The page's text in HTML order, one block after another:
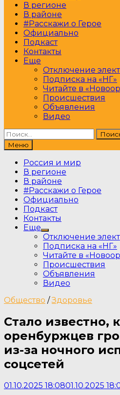
В регионе
В районе
#Расскажи о Герое
Официально
Подкаст
Контакты
Еще
Отключение
Подписка на «НГ»
Читайте в
Происшествия
Объявления
Видео
Найти:
Меню
Россия и мир
В регионе
В районе
#Расскажи о Герое
Официально
Подкаст
Контакты
Еще
Show
sub
menu
Отключение
Подписка на «НГ»
Читайте в
Происшествия
Объявления
Видео
Общество /Здоровье
Стало известно,
оренбуржцев
из-за ночного
соцсетей
01.10.2025 18:0801.10.2025